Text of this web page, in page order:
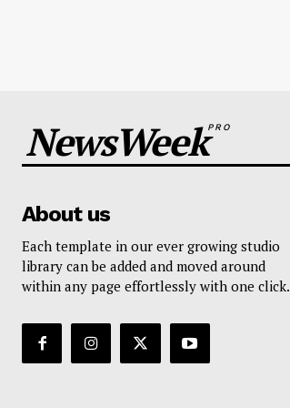
NewsWeekPRO
About us
Each template in our ever growing studio
library can be added and moved around
within any page effortlessly with one click.